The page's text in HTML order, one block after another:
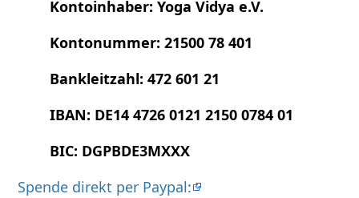
Kontoinhaber: Yoga Vidya e.V.
Kontonummer: 21500 78 401
Bankleitzahl: 472 601 21
IBAN: DE14 4726 0121 2150 0784 01
BIC: DGPBDE3MXXX
Spende direkt per Paypal: